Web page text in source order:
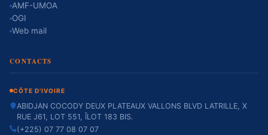
AMF-UMOA
OGI
Web mail
CONTACTS
CÔTE D'IVOIRE
ABIDJAN COCODY DEUX PLATEAUX VALLONS BLVD LATRILLE, X
RUE J61, LOT 551, ÎLOT 183 BIS.
(+225) 07 77 08 07 07